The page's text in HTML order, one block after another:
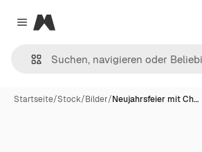
Close menu
Magnific
Startseite/Stock/Bilder/Neujahrsfeier mit Ch…